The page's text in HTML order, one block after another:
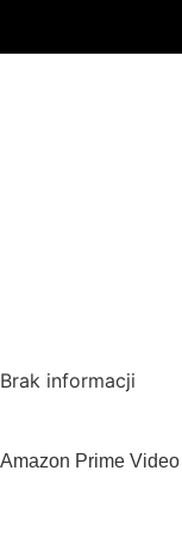
Brak informacji
Amazon Prime Video